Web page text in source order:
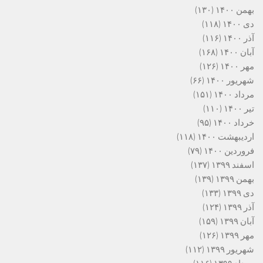
بهمن ۱۴۰۰
(۱۳۰)
دی ۱۴۰۰
(۱۱۸)
آذر ۱۴۰۰
(۱۱۶)
آبان ۱۴۰۰
(۱۶۸)
مهر ۱۴۰۰
(۱۲۶)
شهریور ۱۴۰۰
(۶۶)
مرداد ۱۴۰۰
(۱۵۱)
تیر ۱۴۰۰
(۱۱۰)
خرداد ۱۴۰۰
(۹۵)
اردیبهشت ۱۴۰۰
(۱۱۸)
فروردین ۱۴۰۰
(۷۹)
اسفند ۱۳۹۹
(۱۳۷)
بهمن ۱۳۹۹
(۱۳۹)
دی ۱۳۹۹
(۱۳۳)
آذر ۱۳۹۹
(۱۲۴)
آبان ۱۳۹۹
(۱۵۹)
مهر ۱۳۹۹
(۱۲۶)
شهریور ۱۳۹۹
(۱۱۲)